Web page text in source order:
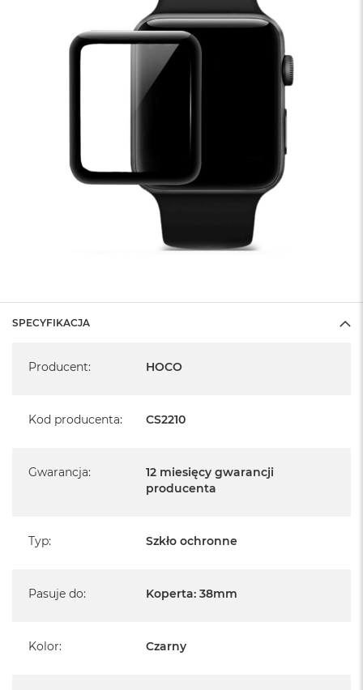
SPECYFIKACJA
Producent: HOCO
Kod producenta: CS2210
Gwarancja:
12 miesięcy gwarancji
producenta
Typ: Szkło ochronne
Pasuje do: Koperta: 38mm
Kolor: Czarny